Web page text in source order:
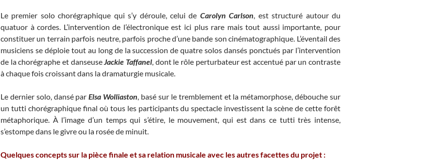
Le premier solo chorégraphique qui s’y déroule, celui de Carolyn Carlson, est structuré autour du
quatuor à cordes. L’intervention de l’électronique est ici plus rare mais tout aussi importante, pour
constituer un terrain parfois neutre, parfois proche d’une bande son cinématographique. L’éventail des
musiciens se déploie tout au long de la succession de quatre solos dansés ponctués par l’intervention
de la chorégraphe et danseuseJackie Taffanel, dont le rôle perturbateur est accentué par un contraste
à chaque fois croissant dans la dramaturgie musicale.
Le dernier solo, dansé parElsa Wolliaston, basé sur le tremblement et la métamorphose, débouche sur
un tutti chorégraphique final où tous les participants du spectacle investissent la scène de cette forêt
métaphorique. À l’image d’un temps qui s’étire, le mouvement, qui est dans ce tutti très intense,
s’estompe dans le givre ou la rosée de minuit.
Quelques concepts sur la pièce finale et sa relation musicale avec les autres facettes du projet :